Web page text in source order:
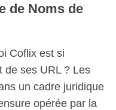
de Noms de
Coflix est si
de ses URL ? Les
un cadre juridique
opérée par la